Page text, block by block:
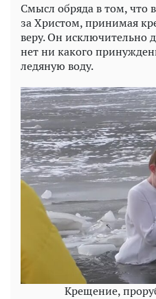
Смысл обряда в том, что
за Христом, принимая
веру. Он исключительно
нет ни какого
ледяную воду.
Крещение,